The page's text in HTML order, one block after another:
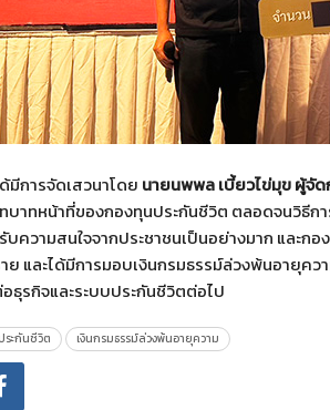
มีการจัดเสวนาโดย นายนพพล เบี้ยวไข่มุข ผู้จั
ทบาทหน้าที่ของกองทุนประกันชีวิต ตลอดจนวิธี
ความสนใจจากประชาชนเป็นอย่างมาก และก
และได้มีการมอบเงินกรมธรรม์ล่วงพ้นอายุคว
ธุรกิจและระบบประกันชีวิตต่อไป
ะกันชีวิต เงินกรมธรรม์ล่วงพ้นอายุความ